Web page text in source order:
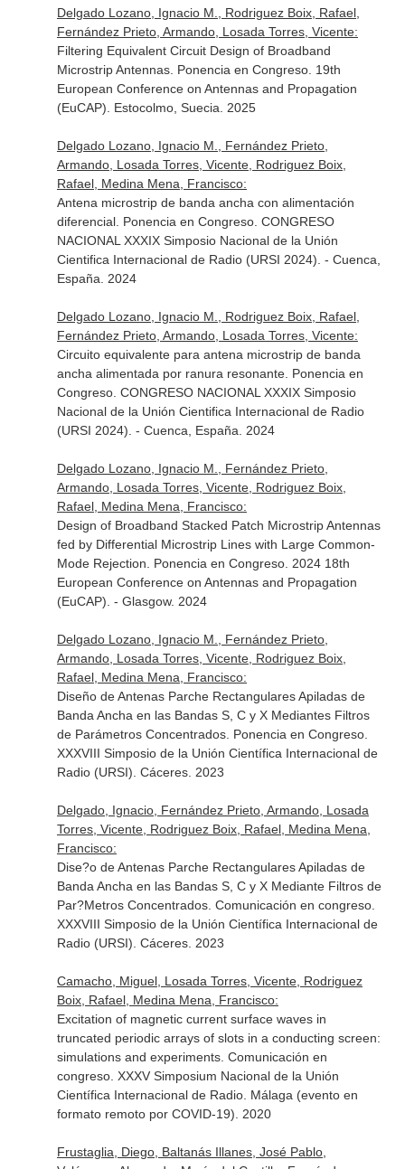
Delgado Lozano, Ignacio M., Rodriguez Boix, Rafael,
Fernández Prieto, Armando, Losada Torres, Vicente:
Filtering Equivalent Circuit Design of Broadband
Microstrip Antennas. Ponencia en Congreso. 19th
European Conference on Antennas and Propagation
(EuCAP). Estocolmo, Suecia. 2025
Delgado Lozano, Ignacio M., Fernández Prieto,
Armando, Losada Torres, Vicente, Rodriguez Boix,
Rafael, Medina Mena, Francisco:
Antena microstrip de banda ancha con alimentación
diferencial. Ponencia en Congreso. CONGRESO
NACIONAL XXXIX Simposio Nacional de la Unión
Cientifica Internacional de Radio (URSI 2024). - Cuenca,
España. 2024
Delgado Lozano, Ignacio M., Rodriguez Boix, Rafael,
Fernández Prieto, Armando, Losada Torres, Vicente:
Circuito equivalente para antena microstrip de banda
ancha alimentada por ranura resonante. Ponencia en
Congreso. CONGRESO NACIONAL XXXIX Simposio
Nacional de la Unión Cientifica Internacional de Radio
(URSI 2024). - Cuenca, España. 2024
Delgado Lozano, Ignacio M., Fernández Prieto,
Armando, Losada Torres, Vicente, Rodriguez Boix,
Rafael, Medina Mena, Francisco:
Design of Broadband Stacked Patch Microstrip Antennas
fed by Differential Microstrip Lines with Large Common-
Mode Rejection. Ponencia en Congreso. 2024 18th
European Conference on Antennas and Propagation
(EuCAP). - Glasgow. 2024
Delgado Lozano, Ignacio M., Fernández Prieto,
Armando, Losada Torres, Vicente, Rodriguez Boix,
Rafael, Medina Mena, Francisco:
Diseño de Antenas Parche Rectangulares Apiladas de
Banda Ancha en las Bandas S, C y X Mediantes Filtros
de Parámetros Concentrados. Ponencia en Congreso.
XXXVIII Simposio de la Unión Científica Internacional de
Radio (URSI). Cáceres. 2023
Delgado, Ignacio, Fernández Prieto, Armando, Losada
Torres, Vicente, Rodriguez Boix, Rafael, Medina Mena,
Francisco:
Dise?o de Antenas Parche Rectangulares Apiladas de
Banda Ancha en las Bandas S, C y X Mediante Filtros de
Par?Metros Concentrados. Comunicación en congreso.
XXXVIII Simposio de la Unión Científica Internacional de
Radio (URSI). Cáceres. 2023
Camacho, Miguel, Losada Torres, Vicente, Rodriguez
Boix, Rafael, Medina Mena, Francisco:
Excitation of magnetic current surface waves in
truncated periodic arrays of slots in a conducting screen:
simulations and experiments. Comunicación en
congreso. XXXV Simposium Nacional de la Unión
Científica Internacional de Radio. Málaga (evento en
formato remoto por COVID-19). 2020
Frustaglia, Diego, Baltanás Illanes, José Pablo,